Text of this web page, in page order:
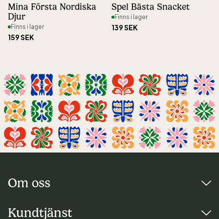
Mina Första Nordiska
Djur
Finns i lager
159 SEK
Spel Bästa Snacket
Finns i lager
139 SEK
Om oss
Djurgårdsslätten 49
Kundtjänst